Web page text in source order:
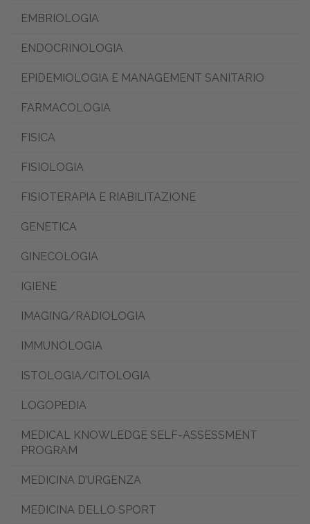
EMBRIOLOGIA
ENDOCRINOLOGIA
EPIDEMIOLOGIA E MANAGEMENT SANITARIO
FARMACOLOGIA
FISICA
FISIOLOGIA
FISIOTERAPIA E RIABILITAZIONE
GENETICA
GINECOLOGIA
IGIENE
IMAGING/RADIOLOGIA
IMMUNOLOGIA
ISTOLOGIA/CITOLOGIA
LOGOPEDIA
MEDICAL KNOWLEDGE SELF-ASSESSMENT
PROGRAM
MEDICINA D’URGENZA
MEDICINA DELLO SPORT